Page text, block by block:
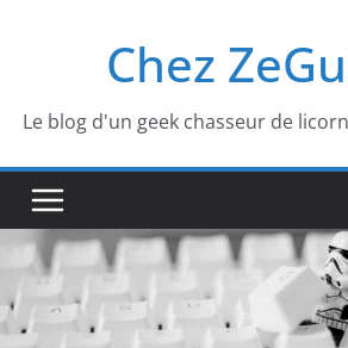
Chez
Le blog d'un geek chasseur de